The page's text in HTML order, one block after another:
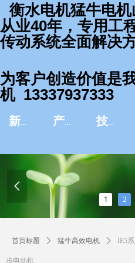
新闻资讯 产品中心 技术服务
1 2
넳
衡水电机猛牛电
从业40年，专用工
传动系统全面解决
为客户创造价值是
机 13337937333
首页标题 ꄲ 猛牛高效电机 ꄲ IE5
步电动机